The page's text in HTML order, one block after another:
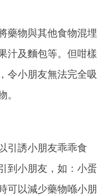
藥物與其他食物混埋
汁及麵包等。但咁樣
令小朋友無法完全吸
。
引誘小朋友乖乖食
到小朋友，如：小蛋
可以減少藥物喺小朋